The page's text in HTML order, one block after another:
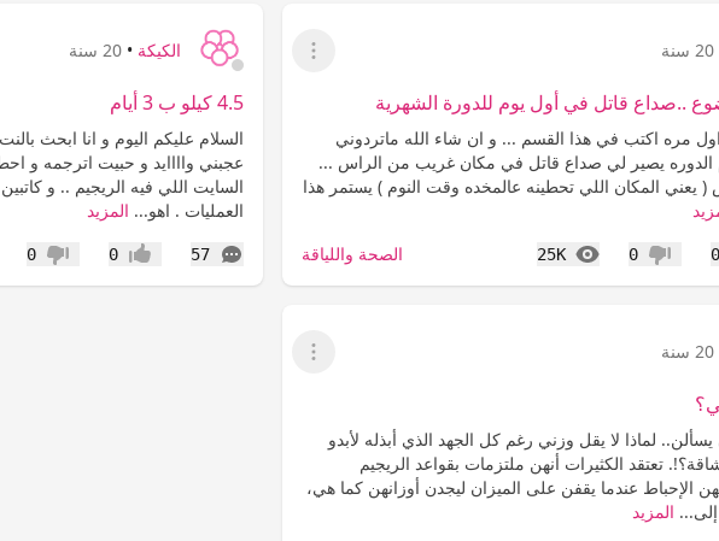
20 سنة
عرض القائمة
..صداع قاتل في أول يوم للدورة الشهرية
اول مره اكتب في هذا القسم ... و ان شاء الله ماتردوني
الدوره يصير لي صداع قاتل في مكان غريب من الراس ...
يعني المكان اللي تحطينه عالمخده وقت النوم ) يستمر هذا
0 عدم إعجاب
0
25K
المشاهدات الصحة واللياقة
الكيكة • 20 سنة
4.5 كيلو ب 3 أيام
السلام عليكم اليوم و انا ابحث
عجبني واااايد و حبيت اترجمه و
السايت اللي فيه الريجيم .. و
العمليات . اهو... المزيد
57
التعليقات إعجاب0 عدم إعجاب
0
20 سنة
عرض القائمة
لماذا لا يقل وزني رغم كل الجهد الذي أبذله لأبدو
تعتقد الكثيرات أنهن ملتزمات بقواعد الريجيم
الإحباط عندما يقفن على الميزان ليجدن أوزانهن كما هي،
المزيد